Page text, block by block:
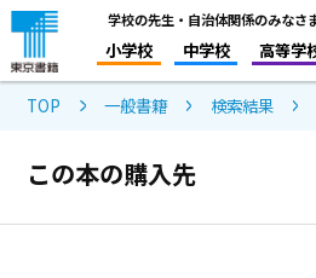
学校の先生・自治体関係のみなさ
小学校 中学校 高等学
TOP 一般書籍 検索結果
この本の購入先